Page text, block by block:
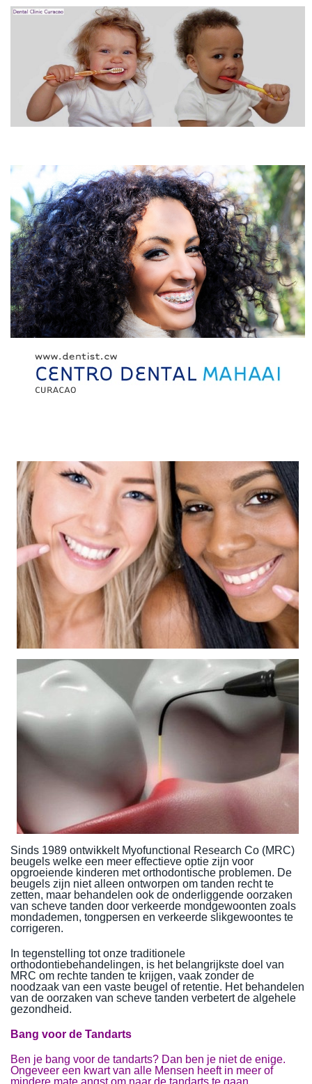
Sinds 1989 ontwikkelt Myofunctional Research Co (MRC)
beugels welke een meer effectieve optie zijn voor
opgroeiende kinderen met orthodontische problemen. De
beugels zijn niet alleen ontworpen om tanden recht te
zetten, maar behandelen ook de onderliggende oorzaken
van scheve tanden door verkeerde mondgewoonten zoals
mondademen, tongpersen en verkeerde slikgewoontes te
corrigeren.
In tegenstelling tot onze traditionele
orthodontiebehandelingen, is het belangrijkste doel van
MRC om rechte tanden te krijgen, vaak zonder de
noodzaak van een vaste beugel of retentie. Het behandelen
van de oorzaken van scheve tanden verbetert de algehele
gezondheid.
Bang voor de Tandarts
Ben je bang voor de tandarts? Dan ben je niet de enige.
Ongeveer een kwart van alle Mensen heeft in meer of
mindere mate angst om naar de tandarts te gaan.